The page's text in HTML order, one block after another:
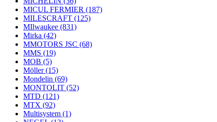
MICUL FERMIER (187)
MILESCRAFT (125)
MIlwaukee (831)
Mirka (42)
MMOTORS JSC (68)
MMS (19)
MOB (5)
Möller(15)
Mondelin (69)
MONTOLIT (52)
MTD (121)
MTX (92)
Multisystem (1)